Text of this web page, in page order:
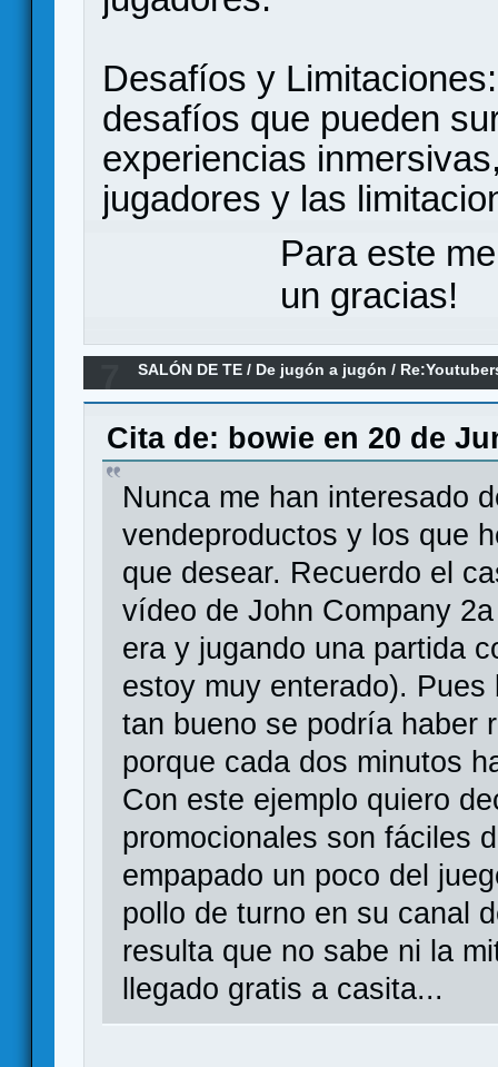
Desafíos y
desafíos que pueden
experiencias
jugadores y las
Para este
un gracias!
SALÓN DE TE / De jugón a jugón /
Cita de: bowie en 20 de
Nunca me han interesado
vendeproductos y los que
que desear. Recuerdo el
vídeo de John Company
era y jugando una partida
estoy muy enterado).
tan bueno se podría haber
porque cada dos minutos
Con este ejemplo quiero
promocionales son fáciles
empapado un poco del
pollo de turno en su canal
resulta que no sabe ni la
llegado gratis a casita...